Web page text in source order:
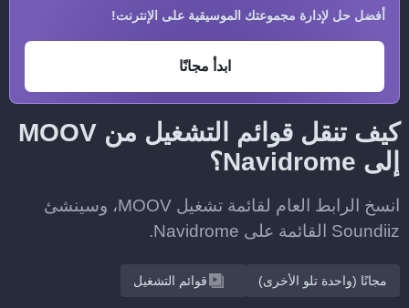
أفضل حل لإدارة مجموعتك الموسيقية على الإنترنت!
ابدأ مجانًا
كيف تنقل قوائم التشغيل من MOOV
إلى Navidrome؟
انسخ الرابط العام لقائمة تشغيل MOOV، وسينشئ
Soundiiz القائمة على Navidrome.
مجانًا (واحدة تلو الأخرى) قوائم التشغيل